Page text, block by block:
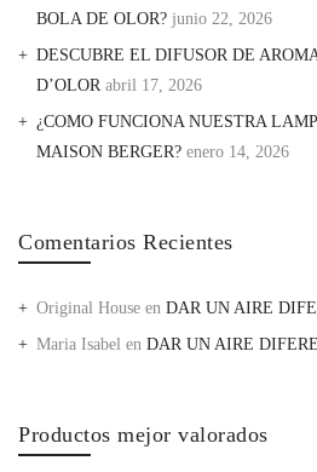
BOLA DE OLOR? junio 22, 2026
DESCUBRE EL DIFUSOR DE
D’OLOR abril 17, 2026
¿COMO FUNCIONA NUESTRA
MAISON BERGER? enero 14, 2026
Comentarios Recientes
Original House en DAR UN AIRE
Maria Isabel en DAR UN AIRE
Productos mejor valorados